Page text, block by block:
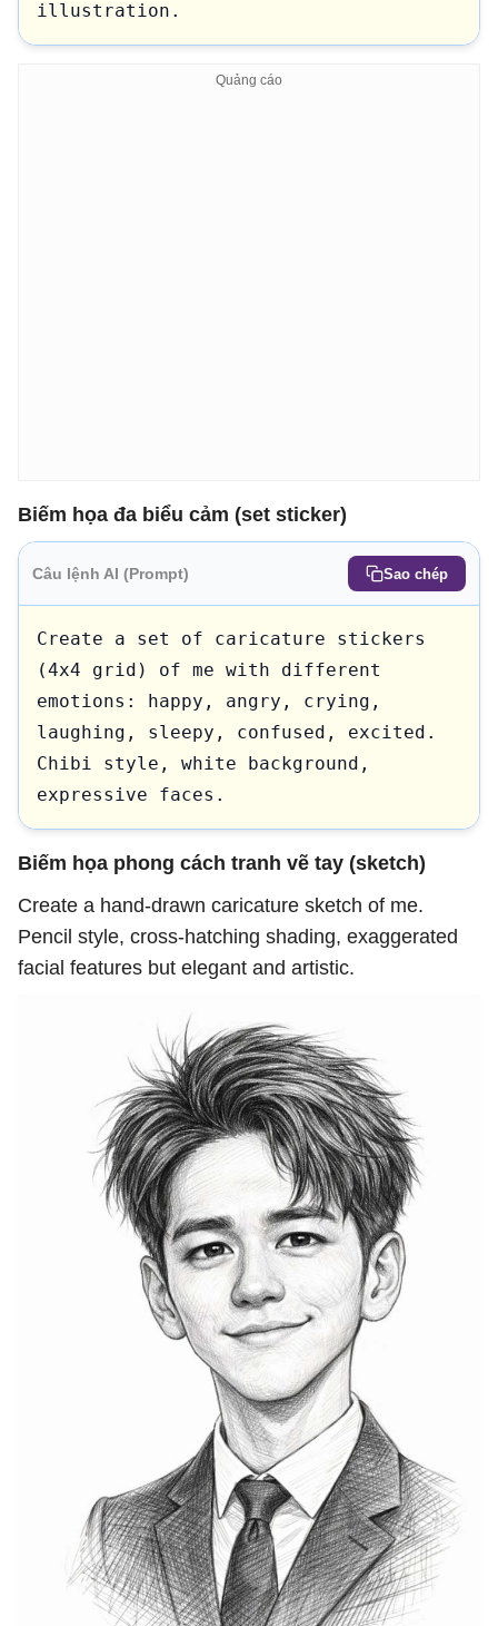
illustration.
Biếm họa đa biểu cảm (set sticker)
Câu lệnh AI (Prompt) Sao chép
Create a set of caricature stickers
(4x4 grid) of me with different
emotions: happy, angry, crying,
laughing, sleepy, confused, excited.
Chibi style, white background,
expressive faces.
Biếm họa phong cách tranh vẽ tay (sketch)
Create a hand-drawn caricature sketch of me.
Pencil style, cross-hatching shading, exaggerated
facial features but elegant and artistic.